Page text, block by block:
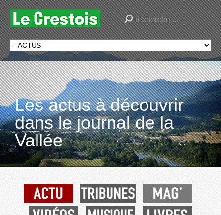
Les actus à découvrir
dans le journal de la
Vallée